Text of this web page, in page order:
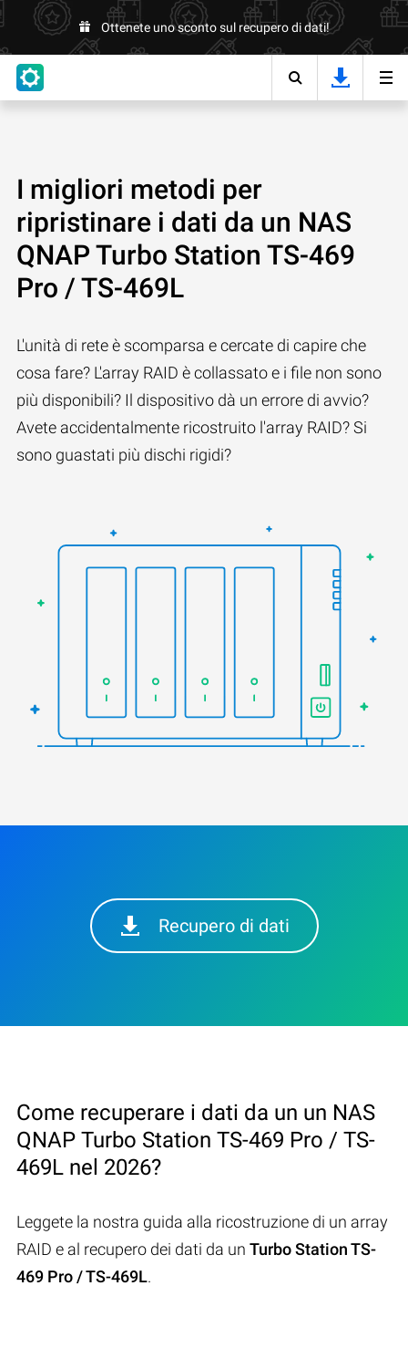
Ottenete uno sconto sul recupero di dati!
I migliori metodi per
ripristinare i dati da un NAS
QNAP Turbo Station TS-469
Pro / TS-469L
L'unità di rete è scomparsa e cercate di capire che
cosa fare? L'array RAID è collassato e i file non sono
più disponibili? Il dispositivo dà un errore di avvio?
Avete accidentalmente ricostruito l'array RAID? Si
sono guastati più dischi rigidi?
Recupero di dati
Come recuperare i dati da un un NAS
QNAP Turbo Station TS-469 Pro / TS-
469L nel 2026?
Leggete la nostra guida alla ricostruzione di un array
RAID e al recupero dei dati da un Turbo Station TS-
469 Pro / TS-469L.